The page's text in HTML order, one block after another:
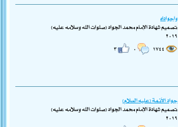
واجواداه
تصميم شهادة الإمام محمد الجواد (صلوات الله وسلامه عليه)
٢٠١٩
جواد الأئمة (عليه السلام)
تصميم شهادة الإمام محمد الجواد (صلوات الله وسلامه عليه)
٢٠١٩